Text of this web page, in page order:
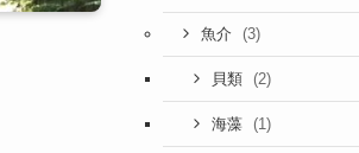
魚介 (3)
貝類 (2)
海藻 (1)